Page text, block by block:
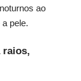
ao
pele.
raios,